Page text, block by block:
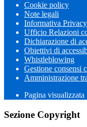
Cookie policy
Note legali
Informativa Privacy
Ufficio Relazioni
Dichiarazione di
Obiettivi di
Whistleblowing
Gestione consensi
Amministrazione
Pagina visualizzata
Sezione Copyright